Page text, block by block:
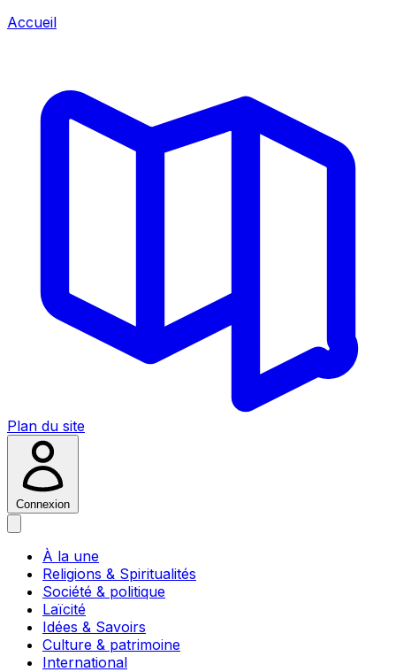
Accueil
Plan du site
Connexion
À la une
Religions & Spiritualités
Société & politique
Laïcité
Idées & Savoirs
Culture & patrimoine
International